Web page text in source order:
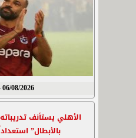
06/08/2026 - 10:23 م
الأهلي يستأنف
بالأبطال”